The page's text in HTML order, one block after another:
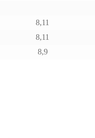
8,11
8,11
8,9